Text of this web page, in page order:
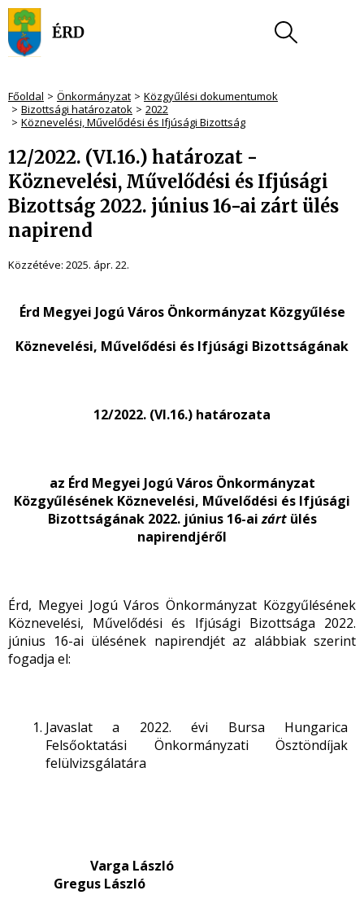
Főoldal Önkormányzat
Közgyűlési dokumentumok
Bizottsági határozatok
2022
Köznevelési, Művelődési és Ifjúsági Bizottság
12/2022. (VI.16.) határozat -
Köznevelési, Művelődési és Ifjúsági
Bizottság 2022. június 16-ai zárt ülés
napirend
Közzétéve: 2025. ápr. 22.
Érd Megyei Jogú Város Önkormányzat Közgyűlése
Köznevelési, Művelődési és Ifjúsági Bizottságának
12/2022. (VI.16.) határozata
az Érd Megyei Jogú Város Önkormányzat
Közgyűlésének Köznevelési, Művelődési és Ifjúsági
Bizottságának 2022. június 16-aizártülés
napirendjéről
Érd, Megyei Jogú Város Önkormányzat Közgyűlésének
Köznevelési, Művelődési és Ifjúsági Bizottsága 2022.
június 16-ai ülésének napirendjét az alábbiak szerint
fogadja el:
Javaslat a 2022. évi Bursa Hungarica
Felsőoktatási Önkormányzati Ösztöndíjak
felülvizsgálatára
Varga László
Gregus László